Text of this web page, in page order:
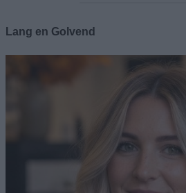
Lang en Golvend